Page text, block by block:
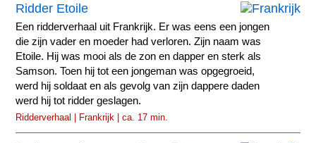
Ridder Etoile
Een ridderverhaal uit Frankrijk. Er was eens een jongen
die zijn vader en moeder had verloren. Zijn naam was
Etoile. Hij was mooi als de zon en dapper en sterk als
Samson. Toen hij tot een jongeman was opgegroeid,
werd hij soldaat en als gevolg van zijn dappere daden
werd hij tot ridder geslagen.
Ridderverhaal | Frankrijk | ca. 17 min.